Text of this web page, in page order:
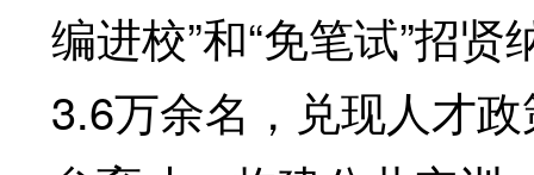
编进校”和“免笔试”招
3.6万余名，兑现人才